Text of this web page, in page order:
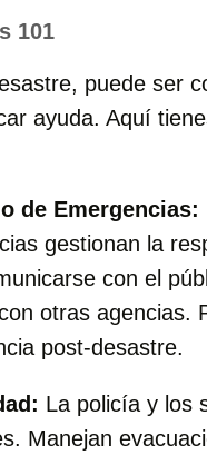
101
puede ser
ayuda. Aquí
de Emergencias:
gestionan la
con el
otras agencias.
post-desastre.
La policía y los
Manejan